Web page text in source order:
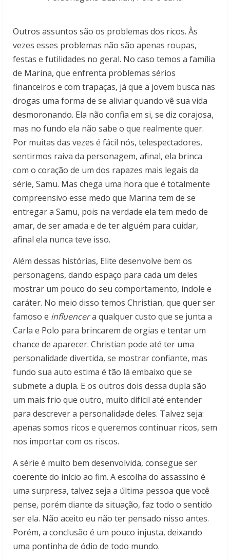
Outros assuntos são os problemas dos ricos. Às
vezes esses problemas não são apenas roupas,
festas e futilidades no geral. No caso temos a família
de Marina, que enfrenta problemas sérios
financeiros e com trapaças, já que a jovem busca nas
drogas uma forma de se aliviar quando vê sua vida
desmoronando. Ela não confia em si, se diz corajosa,
mas no fundo ela não sabe o que realmente quer.
Por muitas das vezes é fácil nós, telespectadores,
sentirmos raiva da personagem, afinal, ela brinca
com o coração de um dos rapazes mais legais da
série, Samu. Mas chega uma hora que é totalmente
compreensivo esse medo que Marina tem de se
entregar a Samu, pois na verdade ela tem medo de
amar, de ser amada e de ter alguém para cuidar,
afinal ela nunca teve isso.
Além dessas histórias, Elite desenvolve bem os
personagens, dando espaço para cada um deles
mostrar um pouco do seu comportamento, índole e
caráter. No meio disso temos Christian, que quer ser
famoso e influencera qualquer custo que se junta a
Carla e Polo para brincarem de orgias e tentar um
chance de aparecer. Christian pode até ter uma
personalidade divertida, se mostrar confiante, mas
fundo sua auto estima é tão lá embaixo que se
submete a dupla. E os outros dois dessa dupla são
um mais frio que outro, muito difícil até entender
para descrever a personalidade deles. Talvez seja:
apenas somos ricos e queremos continuar ricos, sem
nos importar com os riscos.
A série é muito bem desenvolvida, consegue ser
coerente do início ao fim. A escolha do assassino é
uma surpresa, talvez seja a última pessoa que você
pense, porém diante da situação, faz todo o sentido
ser ela. Não aceito eu não ter pensado nisso antes.
Porém, a conclusão é um pouco injusta, deixando
uma pontinha de ódio de todo mundo.